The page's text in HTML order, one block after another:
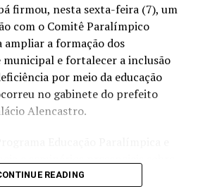
firmou, nesta sexta-feira (7), um
com o Comitê Paralímpico
ampliar a formação dos
municipal e fortalecer a inclusão
por meio da educação
no gabinete do prefeito
Alencastro.
classificação esportiva,
READING